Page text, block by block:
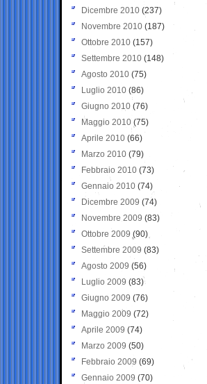
Dicembre 2010 (237)
Novembre 2010 (187)
Ottobre 2010 (157)
Settembre 2010 (148)
Agosto 2010 (75)
Luglio 2010 (86)
Giugno 2010 (76)
Maggio 2010 (75)
Aprile 2010 (66)
Marzo 2010 (79)
Febbraio 2010 (73)
Gennaio 2010 (74)
Dicembre 2009 (74)
Novembre 2009 (83)
Ottobre 2009 (90)
Settembre 2009 (83)
Agosto 2009 (56)
Luglio 2009 (83)
Giugno 2009 (76)
Maggio 2009 (72)
Aprile 2009 (74)
Marzo 2009 (50)
Febbraio 2009 (69)
Gennaio 2009 (70)